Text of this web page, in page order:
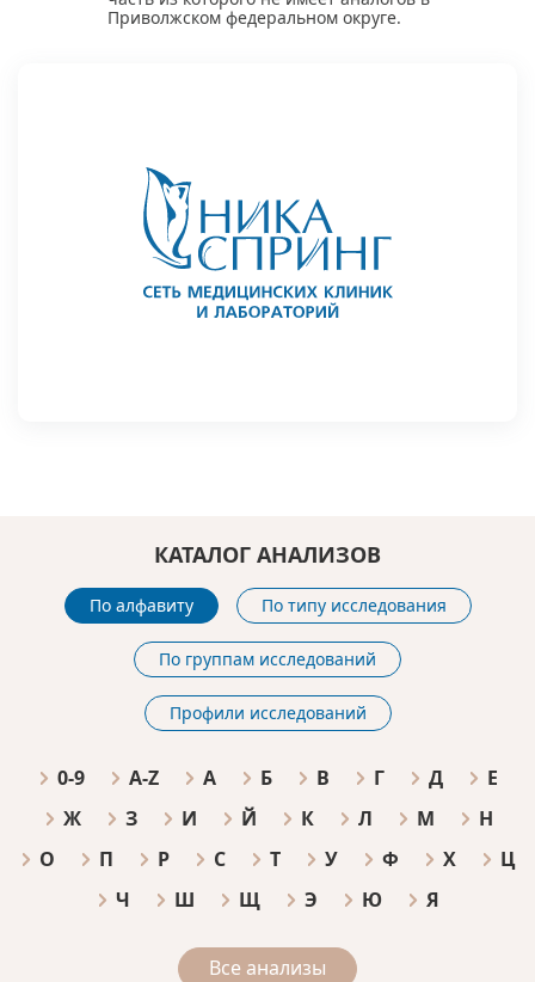
Приволжском федеральном округе.
КАТАЛОГ АНАЛИЗОВ
По алфавиту По типу исследования
По группам исследований
Профили исследований
0-9 A-Z А Б В Г Д
Е
Ж
З И Й К Л М
Н
О
П Р С Т У Ф Х
Ц
Ч
Ш Щ Э Ю Я
Все анализы